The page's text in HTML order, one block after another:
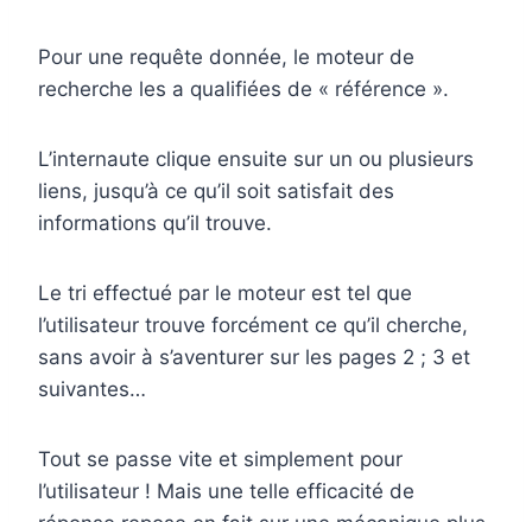
Pour une requête donnée, le moteur de
recherche les a qualifiées de « référence ».
L’internaute clique ensuite sur un ou plusieurs
liens, jusqu’à ce qu’il soit satisfait des
informations qu’il trouve.
Le tri effectué par le moteur est tel que
l’utilisateur trouve forcément ce qu’il cherche,
sans avoir à s’aventurer sur les pages 2 ; 3 et
suivantes…
Tout se passe vite et simplement pour
l’utilisateur ! Mais une telle efficacité de